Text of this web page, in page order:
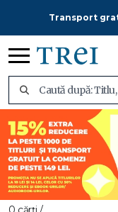
Transport